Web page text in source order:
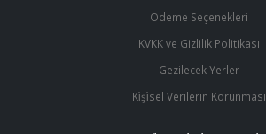
Ödeme Seçenekleri
KVKK ve Gizlilik Politikası
Gezilecek Yerler
Ki̇şi̇sel Verilerin Korunması